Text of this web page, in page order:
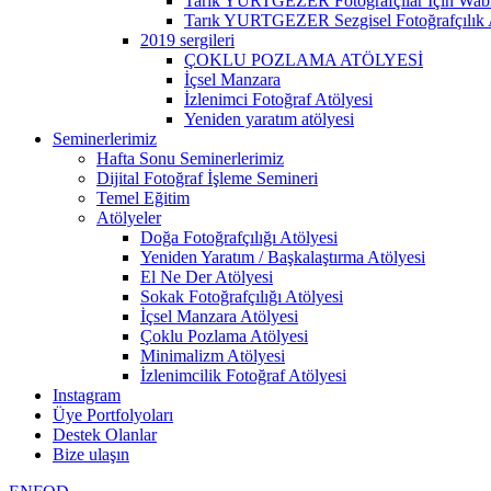
Tarık YURTGEZER Sezgisel Fotoğrafçılık
2019 sergileri
ÇOKLU POZLAMA ATÖLYESİ
İçsel Manzara
İzlenimci Fotoğraf Atölyesi
Yeniden yaratım atölyesi
Seminerlerimiz
Hafta Sonu Seminerlerimiz
Dijital Fotoğraf İşleme Semineri
Temel Eğitim
Atölyeler
Doğa Fotoğrafçılığı Atölyesi
Yeniden Yaratım / Başkalaştırma Atölyesi
El Ne Der Atölyesi
Sokak Fotoğrafçılığı Atölyesi
İçsel Manzara Atölyesi
Çoklu Pozlama Atölyesi
Minimalizm Atölyesi
İzlenimcilik Fotoğraf Atölyesi
Instagram
Üye Portfolyoları
Destek Olanlar
Bize ulaşın